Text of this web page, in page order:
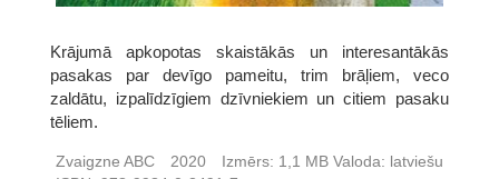
Krājumā apkopotas skaistākās un interesantākās
pasakas par devīgo pameitu, trim brāļiem, veco
zaldātu, izpalīdzīgiem dzīvniekiem un citiem pasaku
tēliem.
Zvaigzne ABC 2020 Izmērs: 1,1 MB Valoda: latviešu